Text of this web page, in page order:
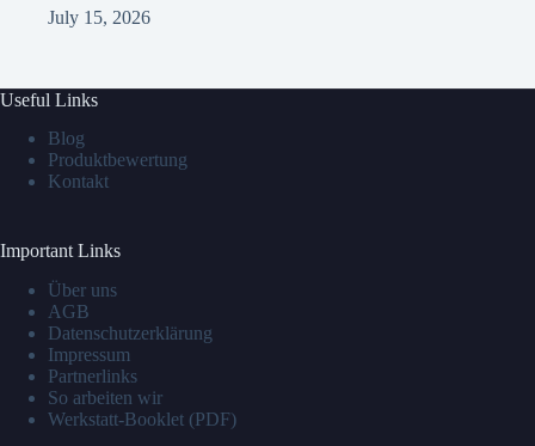
July 15, 2026
Useful Links
Blog
Produktbewertung
Kontakt
Important Links
Über uns
AGB
Datenschutzerklärung
Impressum
Partnerlinks
So arbeiten wir
Werkstatt-Booklet (PDF)